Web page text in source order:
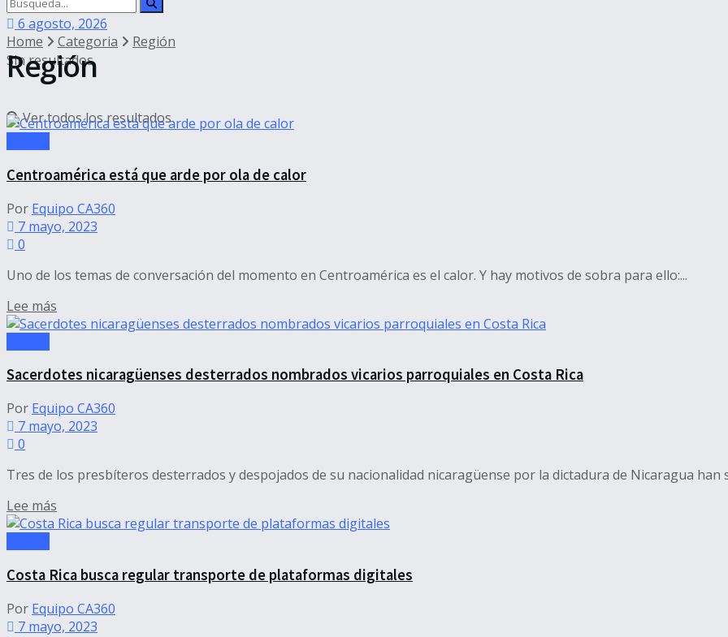
Sin resultados
Ver todos los resultados
6 agosto, 2026
Home
Categoria Región
Región
Centroamérica está que arde por ola de calor
Por Equipo CA360
7 mayo, 2023
0
Uno de los temas de conversación del momento en Centroamérica es el calor. Y hay motivos de sobra para ello:...
Lee más
Sacerdotes nicaragüenses desterrados nombrados vicarios parroquiales en Costa Rica
Por Equipo CA360
7 mayo, 2023
0
Tres de los presbíteros desterrados y despojados de su nacionalidad nicaragüense por la dictadura de Nicaragua han
Lee más
Costa Rica busca regular transporte de plataformas digitales
Por Equipo CA360
7 mayo, 2023